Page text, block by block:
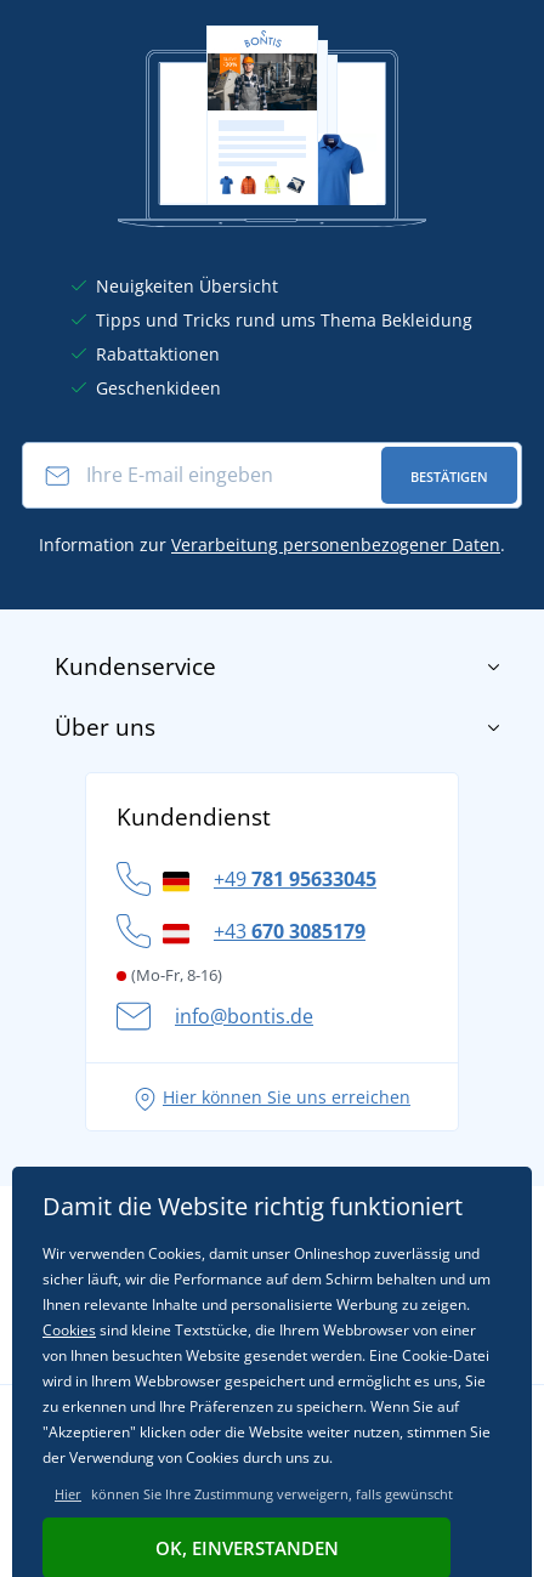
Neuigkeiten Übersicht
Tipps und Tricks rund ums Thema Bekleidung
Rabattaktionen
Geschenkideen
BESTÄTIGEN
Information zur Verarbeitung personenbezogener Daten.
Kundenservice
Impressum
Versand und Zahlung
Datenschutz
Cookie-Richtlinie
Über uns
Für Unternehmen und Organisationen
Kundendienst
+49781 95633045
+43670 3085179
(Mo-Fr, 8-16)
info@bontis.de
Hier können Sie uns erreichen
Folgen Sie uns in sozialen Netzwerken
Damit die Website richtig funktioniert
Wir verwenden Cookies, damit unser Onlineshop zuverlässig und
sicher läuft, wir die Performance auf dem Schirm behalten und um
Ihnen relevante Inhalte und personalisierte Werbung zu zeigen.
Cookiessind kleine Textstücke, die Ihrem Webbrowser von einer
von Ihnen besuchten Website gesendet werden. Eine Cookie-Datei
wird in Ihrem Webbrowser gespeichert und ermöglicht es uns, Sie
zu erkennen und Ihre Präferenzen zu speichern. Wenn Sie auf
"Akzeptieren" klicken oder die Website weiter nutzen, stimmen Sie
der Verwendung von Cookies durch uns zu.
Hier können Sie Ihre Zustimmung verweigern, falls gewünscht
OK, EINVERSTANDEN